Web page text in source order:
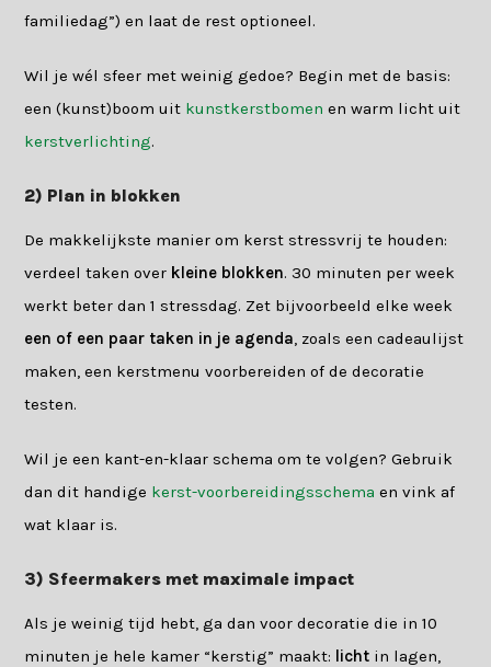
familiedag”) en laat de rest optioneel.
Wil je wél sfeer met weinig gedoe? Begin met de basis:
een (kunst)boom uit kunstkerstbomen en warm licht uit
kerstverlichting.
2) Plan in blokken
De makkelijkste manier om kerst stressvrij te houden:
verdeel taken over kleine blokken. 30 minuten per week
werkt beter dan 1 stressdag. Zet bijvoorbeeld elke week
een of een paar taken in je agenda , zoals een cadeaulijst
maken, een kerstmenu voorbereiden of de decoratie
testen.
Wil je een kant-en-klaar schema om te volgen? Gebruik
dan dit handige kerst-voorbereidingsschema en vink af
wat klaar is.
3) Sfeermakers met maximale impact
Als je weinig tijd hebt, ga dan voor decoratie die in 10
minuten je hele kamer “kerstig” maakt: licht in lagen,